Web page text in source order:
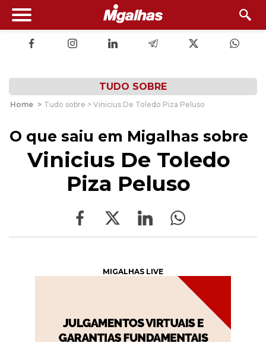
TUDO SOBRE
Home > Tudo sobre > Vinicius De Toledo Piza Peluso
O que saiu em Migalhas sobre
Vinicius De Toledo
Piza Peluso
MIGALHAS LIVE